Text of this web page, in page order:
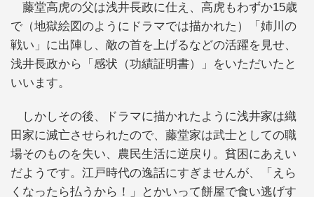
藤堂高虎の父は浅井長政に仕え、高虎もわずか15歳
で（地獄絵図のようにドラマでは描かれた）「姉川の
戦い」に出陣し、敵の首を上げるなどの活躍を見せ、
浅井長政から「感状（功績証明書）」をいただいたと
いいます。
しかしその後、ドラマに描かれたように浅井家は織
田家に滅亡させられたので、藤堂家は武士としての職
場そのものを失い、農民生活に逆戻り。貧困にあえい
だようです。江戸時代の逸話にすぎませんが、「えら
くなったら払うから！」とかいって餅屋で食い逃げす